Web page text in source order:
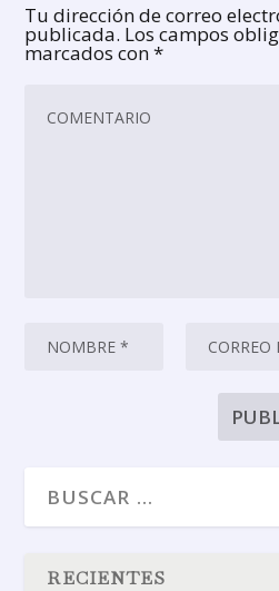
Tu dirección de correo
publicada. Los campos
marcados con*
RECIENTES